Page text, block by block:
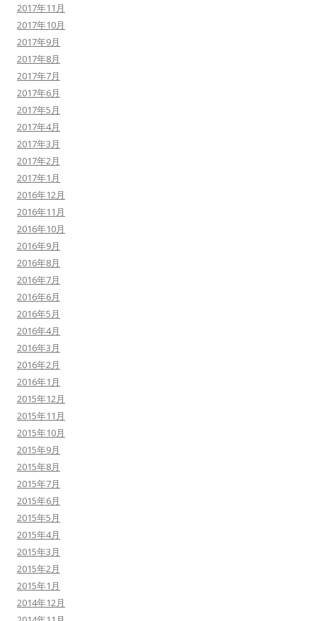
2017年11月
2017年10月
2017年9月
2017年8月
2017年7月
2017年6月
2017年5月
2017年4月
2017年3月
2017年2月
2017年1月
2016年12月
2016年11月
2016年10月
2016年9月
2016年8月
2016年7月
2016年6月
2016年5月
2016年4月
2016年3月
2016年2月
2016年1月
2015年12月
2015年11月
2015年10月
2015年9月
2015年8月
2015年7月
2015年6月
2015年5月
2015年4月
2015年3月
2015年2月
2015年1月
2014年12月